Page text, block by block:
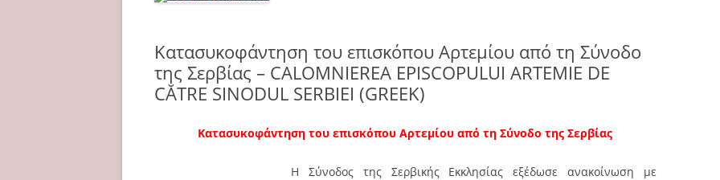
Κατασυκοφάντηση του επισκόπου Αρτεμίου από τη Σύνοδο
της Σερβίας – CALOMNIEREA EPISCOPULUI ARTEMIE DE
CĂTRE SINODUL SERBIEI (GREEK)
Κατασυκοφάντηση του επισκόπου Αρτεμίου από τη Σύνοδο της Σερβίας
Η Σύνοδος της Σερβικής Εκκλησίας εξέδωσε ανακοίνωση με